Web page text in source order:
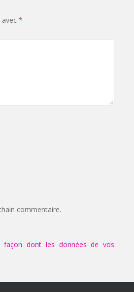
*
commentaire.
façon dont les données de vos